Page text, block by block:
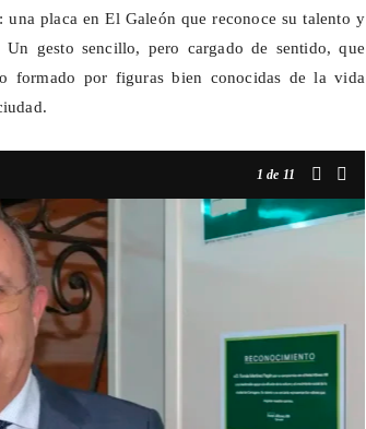
placa en El Galeón que reconoce su talento y
gesto sencillo, pero cargado de sentido, que
formado por figuras bien conocidas de la vida
1 de 11